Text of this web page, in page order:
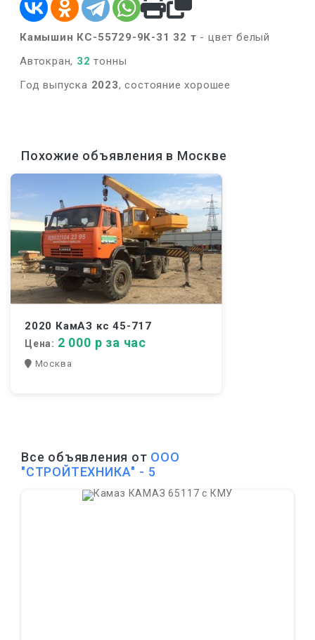
Камышин КС-55729-9К-31 32 т - цвет белый
Автокран, 32 тонны
Год выпуска 2023, состояние хорошее
Похожие объявления в Москве
2020 КамАЗ кс 45-717
Цена: 2 000 р за час
Москва
Все объявления от ООО
"СТРОЙТЕХНИКА" - 5